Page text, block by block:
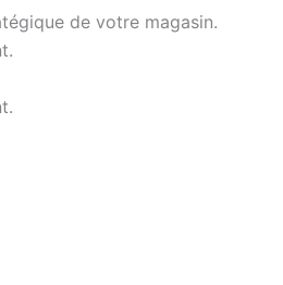
de votre magasin.